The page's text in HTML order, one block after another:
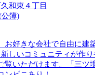
和東４丁目
公簿)
お好きな会社で自由に建
しいコミュニティが作
覧いただけます。「三ツ